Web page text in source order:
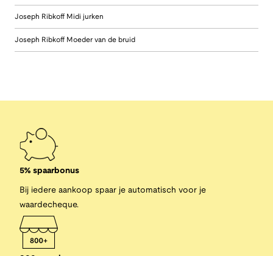
Joseph Ribkoff Midi jurken
Joseph Ribkoff Moeder van de bruid
5% spaarbonus
Bij iedere aankoop spaar je automatisch voor je
waardecheque.